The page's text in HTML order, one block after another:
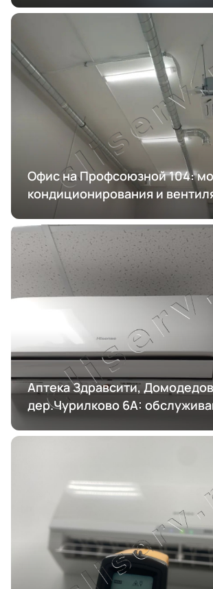
Офис на Профсоюзной 104:
кондиционирования и
Аптека Здравсити,
дер.Чурилково 6А: